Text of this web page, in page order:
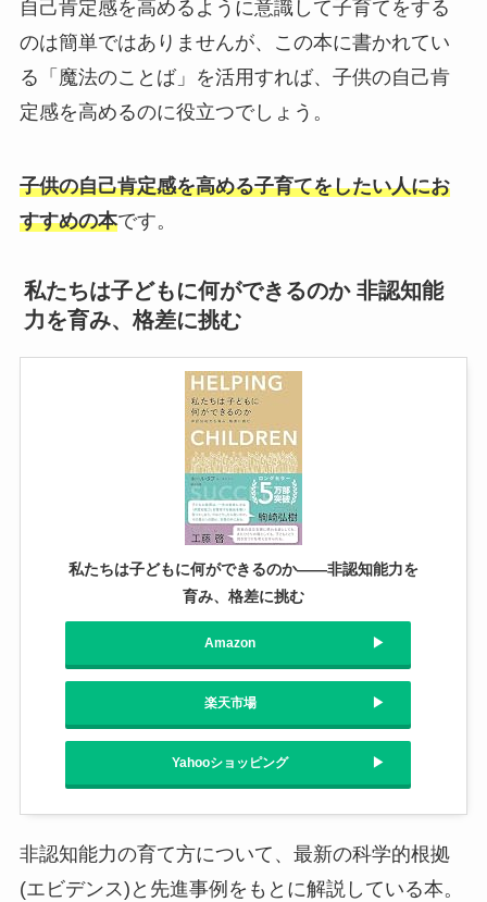
自己肯定感を高めるように意識して子育てをする
のは簡単ではありませんが、この本に書かれてい
る「魔法のことば」を活用すれば、子供の自己肯
定感を高めるのに役立つでしょう。
子供の自己肯定感を高める子育てをしたい人にお
すすめの本です。
私たちは子どもに何ができるのか 非認知能
力を育み、格差に挑む
私たちは子どもに何ができるのか――非認知能力を
育み、格差に挑む
Amazon
楽天市場
Yahooショッピング
非認知能力の育て方について、最新の科学的根拠
(エビデンス)と先進事例をもとに解説している本。